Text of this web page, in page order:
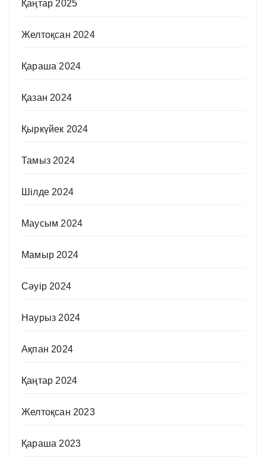
Қаңтар 2025
Желтоқсан 2024
Қараша 2024
Қазан 2024
Қыркүйек 2024
Тамыз 2024
Шілде 2024
Маусым 2024
Мамыр 2024
Сәуір 2024
Наурыз 2024
Ақпан 2024
Қаңтар 2024
Желтоқсан 2023
Қараша 2023